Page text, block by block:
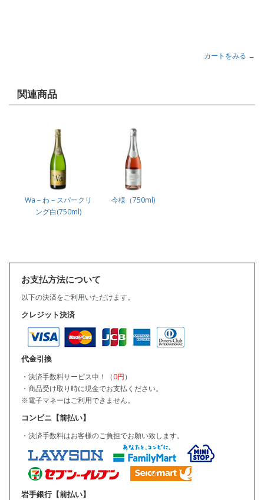
カートをみる →
関連商品
Wa－わ－スパークリ
ング白(750ml)
今様（750ml)
お支払方法について
以下の決済をご利用いただけます。
クレジット決済
代金引換
・決済手数料サービス中！（0円）
・商品受け取り時に現金でお支払ください。
※電子マネーはご利用できません。
コンビニ【前払い】
・決済手数料はお客様のご負担でお願い致します。
岩手銀行【前払い】